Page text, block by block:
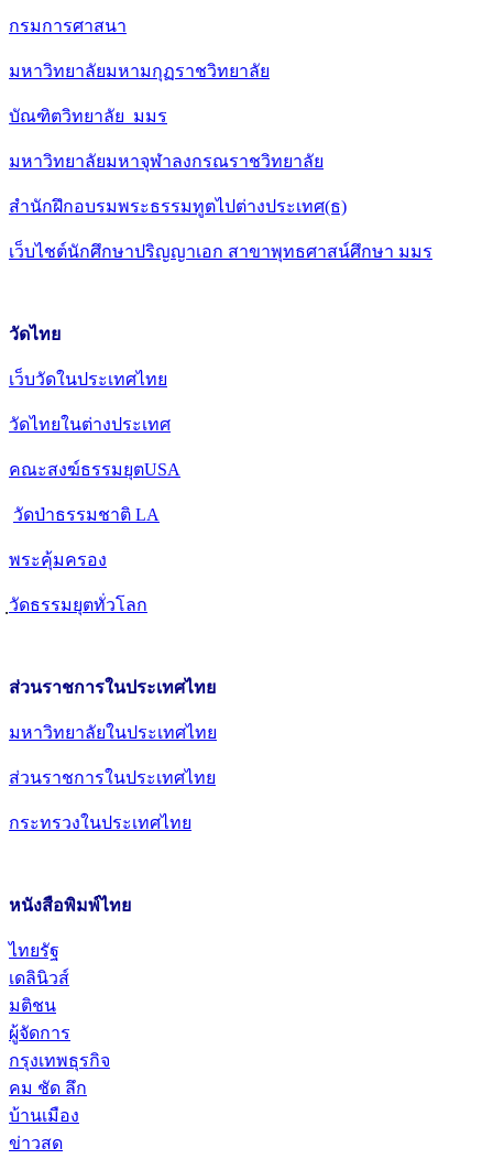
กรมการศาสนา
มหาวิทยาลัยมหามกุฏราชวิทยาลัย
บัณฑิตวิทยาลัย มมร
มหาวิทยาลัยมหาจุฬาลงกรณราชวิทยาลัย
สำนักฝึกอบรมพระธรรมทูตไปต่างประเทศ(ธ)
เว็บไชต์นักศึกษาปริญญาเอก สาขาพุทธศาสน์ศึกษา มมร
วัดไทย
เว็บวัดในประเทศไทย
วัดไทยในต่างประเทศ
คณะสงฆ์ธรรมยุตUSA
วัดป่าธรรมชาติ LA
พระคุ้มครอง
วัดธรรมยุตทั่วโลก
ส่วนราชการในประเทศไทย
มหาวิทยาลัยในประเทศไทย
ส่วนราชการในประเทศไทย
กระทรวงในประเทศไทย
หนังสือพิมพ์ไทย
ไทยรัฐ
เดลินิวส์
มติชน
ผู้จัดการ
กรุงเทพธุรกิจ
คม ชัด ลึก
บ้านเมือง
ข่าวสด